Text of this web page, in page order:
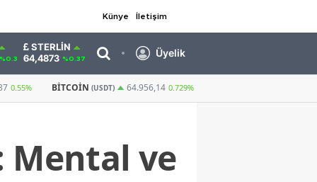
Künye İletişim
%0.3
STERLIN
64,4873 %0.37 Üyelik
64.956,14 0.729% GRAM ALTIN 6.657,70 2,54%
Mental ve